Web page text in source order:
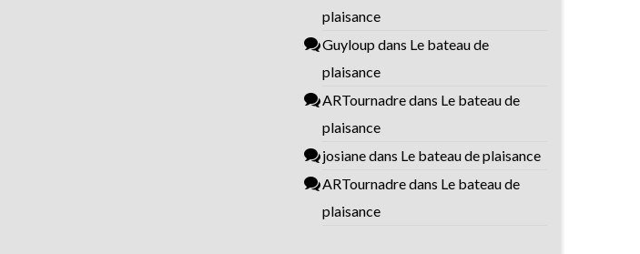
plaisance
Guyloup dans Le bateau de
plaisance
ARTournadredans Le bateau de
plaisance
josianedans Le bateau de plaisance
ARTournadredans Le bateau de
plaisance